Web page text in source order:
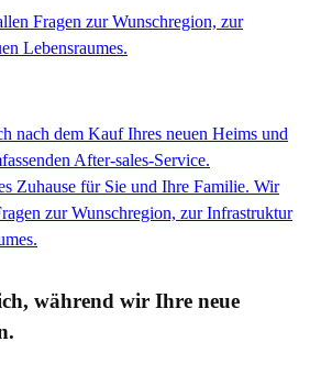
Fragen zur Wunschregion, zur
Lebensraumes.
nach dem Kauf Ihres neuen Heims und
After-sales-Service.
während wir Ihre neue